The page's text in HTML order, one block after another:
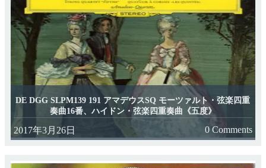
DE DGG SLPM139 191 アマデウスSQ モーツァルト・弦楽四重
奏曲16番、ハイドン・弦楽四重奏曲《五度》
2017年3月26日 0 Comments